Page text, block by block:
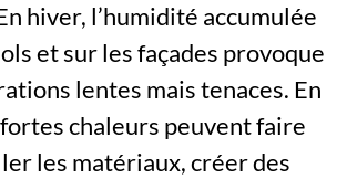
hiver, l’humidité accumulée
et sur les façades provoque
lentes mais tenaces. En
chaleurs peuvent faire
les matériaux, créer des